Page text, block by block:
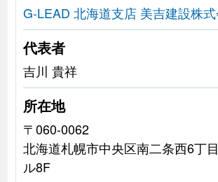
G-LEAD 北海道支店 美吉建設株
代表者
吉川 貴祥
所在地
〒060-0062
北海道札幌市中央区南二条西6丁
ル8F